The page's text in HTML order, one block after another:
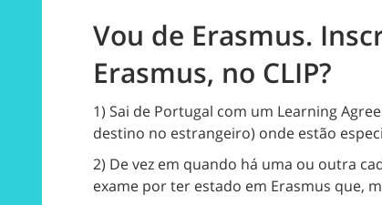
Vou de Erasmus.
Erasmus, no CLIP?
1) Sai de Portugal com um Learning
destino no estrangeiro) onde estão
2) De vez em quando há uma ou outra
exame por ter estado em Erasmus que,